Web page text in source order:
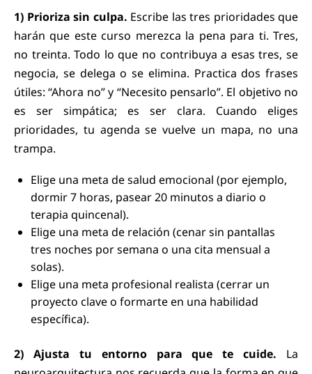
1) Prioriza sin culpa. Escribe las tres prioridades que
harán que este curso merezca la pena para ti. Tres,
no treinta. Todo lo que no contribuya a esas tres, se
negocia, se delega o se elimina. Practica dos frases
útiles: “Ahora no” y “Necesito pensarlo”. El objetivo no
es ser simpática; es ser clara. Cuando eliges
prioridades, tu agenda se vuelve un mapa, no una
trampa.
Elige una meta de salud emocional (por ejemplo,
dormir 7 horas, pasear 20 minutos a diario o
terapia quincenal).
Elige una meta de relación (cenar sin pantallas
tres noches por semana o una cita mensual a
solas).
Elige una meta profesional realista (cerrar un
proyecto clave o formarte en una habilidad
específica).
2) Ajusta tu entorno para que te cuide. La